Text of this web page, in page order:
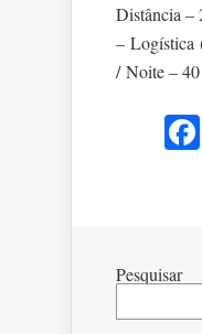
Distância –
– Logística
/ Noite –
Pesquisar